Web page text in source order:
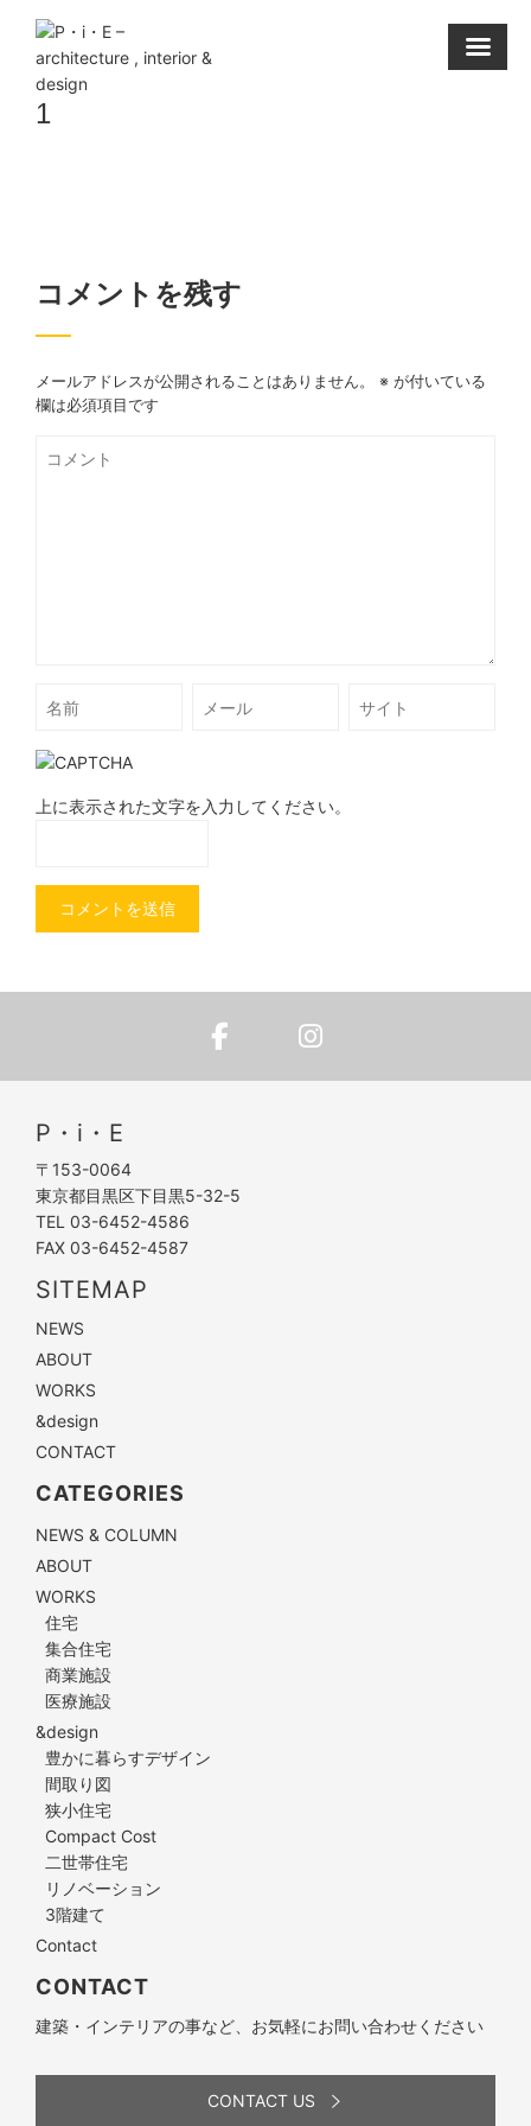
content
1
コメントを残す
メールアドレスが公開されることはありません。 ※ が付いている
欄は必須項目です
上に表示された文字を入力してください。
P・i・E
〒153-0064
東京都目黒区下目黒5-32-5
TEL 03-6452-4586
FAX 03-6452-4587
SITEMAP
NEWS
ABOUT
WORKS
&design
CONTACT
CATEGORIES
NEWS & COLUMN
ABOUT
WORKS
住宅
集合住宅
商業施設
医療施設
&design
豊かに暮らすデザイン
間取り図
狭小住宅
Compact Cost
二世帯住宅
リノベーション
3階建て
Contact
CONTACT
建築・インテリアの事など、お気軽にお問い合わせください
CONTACT US